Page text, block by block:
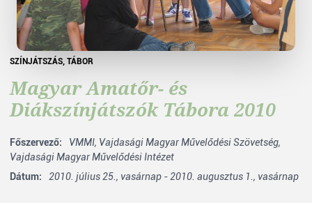
SZÍNJÁTSZÁS, TÁBOR
Magyar Amatőr- és
Diákszínjátszók Tábora 2010
Főszervező: VMMI, Vajdasági Magyar Művelődési Szövetség,
Vajdasági Magyar Művelődési Intézet
Dátum:
2010. július 25., vasárnap - 2010. augusztus 1., vasárnap